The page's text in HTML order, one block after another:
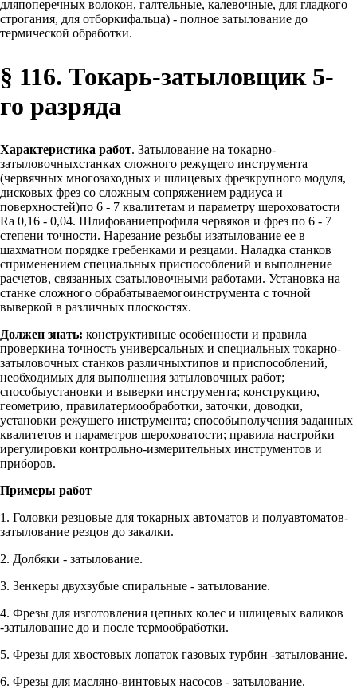
дляпоперечных волокон, галтельные, калевочные, для гладкого
строгания, для отборкифальца) - полное затылование до
термической обработки.
§ 116. Токарь-затыловщик 5-
го разряда
Характеристика работ. Затылование на токарно-
затыловочныхстанках сложного режущего инструмента
(червячных многозаходных и шлицевых фрезкрупного модуля,
дисковых фрез со сложным сопряжением радиуса и
поверхностей)по 6 - 7 квалитетам и параметру шероховатости
Ra 0,16 - 0,04. Шлифованиепрофиля червяков и фрез по 6 - 7
степени точности. Нарезание резьбы изатылование ее в
шахматном порядке гребенками и резцами. Наладка станков
сприменением специальных приспособлений и выполнение
расчетов, связанных сзатыловочными работами. Установка на
станке сложного обрабатываемогоинструмента с точной
выверкой в различных плоскостях.
Должен знать: конструктивные особенности и правила
проверкина точность универсальных и специальных токарно-
затыловочных станков различныхтипов и приспособлений,
необходимых для выполнения затыловочных работ;
способыустановки и выверки инструмента; конструкцию,
геометрию, правилатермообработки, заточки, доводки,
установки режущего инструмента; способыполучения заданных
квалитетов и параметров шероховатости; правила настройки
ирегулировки контрольно-измерительных инструментов и
приборов.
Примеры работ
1. Головки резцовые для токарных автоматов и полуавтоматов-
затылование резцов до закалки.
2. Долбяки - затылование.
3. Зенкеры двухзубые спиральные - затылование.
4. Фрезы для изготовления цепных колес и шлицевых валиков
-затылование до и после термообработки.
5. Фрезы для хвостовых лопаток газовых турбин -затылование.
6. Фрезы для масляно-винтовых насосов - затылование.